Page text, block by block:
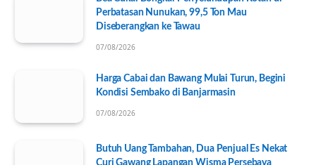
Perbatasan Nunukan, 99,5 Ton Mau
Diseberangkan ke Tawau
07/08/2026
Harga Cabai dan Bawang Mulai Turun, Begini
Kondisi Sembako di Banjarmasin
07/08/2026
Butuh Uang Tambahan, Dua Penjual Es Nekat
Curi Gawang Lapangan Wisma Persebaya